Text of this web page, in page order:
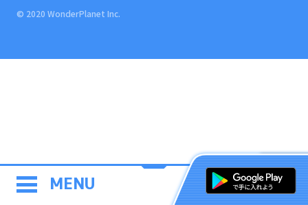
MENU
© 2020 WonderPlanet Inc.